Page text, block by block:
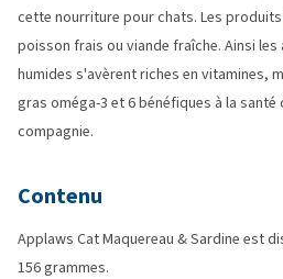
cette nourriture pour chats. Les produits
poisson frais ou viande fraîche. Ainsi
humides s'avèrent riches en vitamines,
gras oméga-3 et 6 bénéfiques à la santé
compagnie.
Contenu
Applaws Cat Maquereau & Sardine est
156 grammes.